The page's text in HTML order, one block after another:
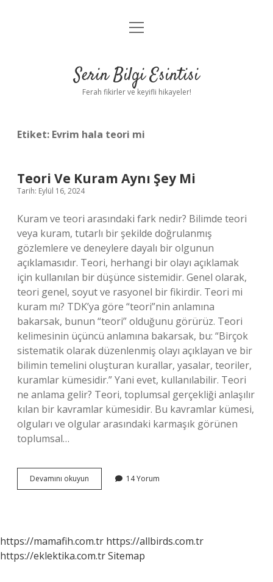
Anasayfa
Yasal Uyarı
menüyü
Serin Bilgi Esintisi
Ferah fikirler ve keyifli hikayeler!
Etiket: Evrim hala teori mi
Teori Ve Kuram Aynı Şey Mi
Tarih: Eylül 16, 2024
Kuram ve teori arasındaki fark nedir? Bilimde teori
veya kuram, tutarlı bir şekilde doğrulanmış
gözlemlere ve deneylere dayalı bir olgunun
açıklamasıdır. Teori, herhangi bir olayı açıklamak
için kullanılan bir düşünce sistemidir. Genel olarak,
teori genel, soyut ve rasyonel bir fikirdir. Teori mi
kuram mı? TDK’ya göre “teori”nin anlamına
bakarsak, bunun “teori” olduğunu görürüz. Teori
kelimesinin üçüncü anlamına bakarsak, bu: “Birçok
sistematik olarak düzenlenmiş olayı açıklayan ve bir
bilimin temelini oluşturan kurallar, yasalar, teoriler,
kuramlar kümesidir.” Yani evet, kullanılabilir. Teori
ne anlama gelir? Teori, toplumsal gerçekliği anlaşılır
kılan bir kavramlar kümesidir. Bu kavramlar kümesi,
olguları ve olgular arasındaki karmaşık görünen
toplumsal…
Devamını okuyun
Ve
14 Yorum
https://mamafih.com.tr https://allbirds.com.tr
https://eklektika.com.trSitemap